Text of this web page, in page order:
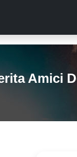
Amici